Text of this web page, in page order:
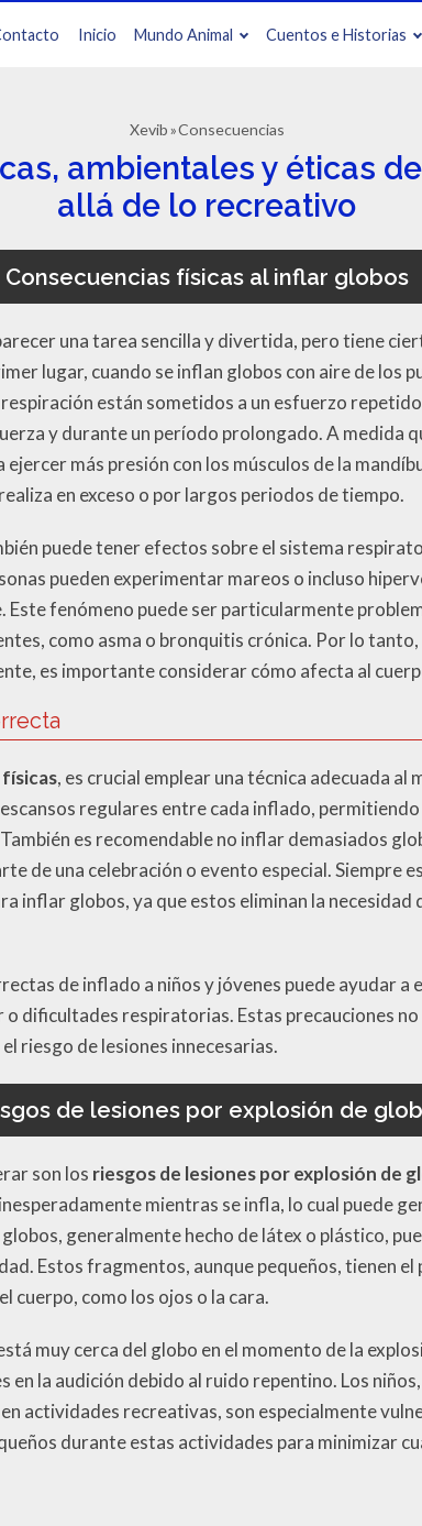
Inicio Mundo Animal Cuentos e Historias
Xevib Consecuencias
ambientales y éticas
allá de lo recreativo
Consecuencias físicas al inflar globos
una tarea sencilla y divertida, pero tiene
lugar, cuando se inflan globos con aire de los
están sometidos a un esfuerzo
y durante un período prolongado. A medida
más presión con los músculos de la
en exceso o por largos periodos de tiempo.
puede tener efectos sobre el sistema
pueden experimentar mareos o incluso
Este fenómeno puede ser particularmente
como asma o bronquitis crónica. Por lo
es importante considerar cómo afecta al
, es crucial emplear una técnica adecuada
regulares entre cada inflado,
es recomendable no inflar demasiados
de una celebración o evento especial. Siempre
inflar globos, ya que estos eliminan la necesidad
de inflado a niños y jóvenes puede ayudar
dificultades respiratorias. Estas precauciones
riesgo de lesiones innecesarias.
de lesiones por explosión de
son los riesgos de lesiones por explosión de
mientras se infla, lo cual puede
generalmente hecho de látex o plástico,
Estos fragmentos, aunque pequeños, tienen el
cuerpo, como los ojos o la cara.
muy cerca del globo en el momento de la
en la audición debido al ruido repentino. Los
actividades recreativas, son especialmente
durante estas actividades para minimizar